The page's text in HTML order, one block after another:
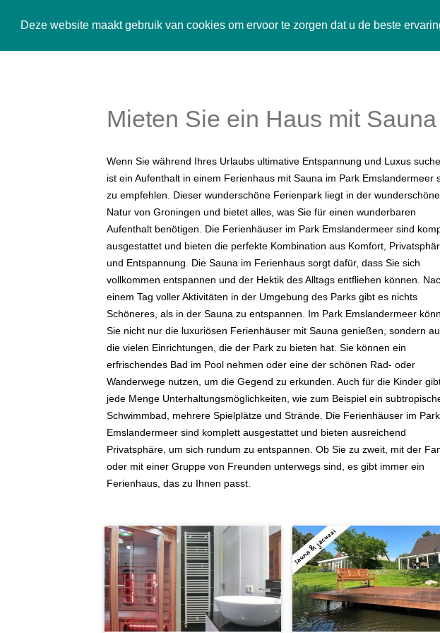
Deze website maakt gebruik van cookies om ervoor te zorgen dat u de beste
Karperbungalow
Mieten Sie ein Haus mit Sauna
Wenn Sie während Ihres Urlaubs ultimative Entspannung und Luxus
ist ein Aufenthalt in einem Ferienhaus mit Sauna im Park Emslandermeer
zu empfehlen. Dieser wunderschöne Ferienpark liegt in der
Natur von Groningen und bietet alles, was Sie für einen wunderbaren
Aufenthalt benötigen. Die Ferienhäuser im Park Emslandermeer sind
ausgestattet und bieten die perfekte Kombination aus Komfort,
und Entspannung. Die Sauna im Ferienhaus sorgt dafür, dass Sie sich
vollkommen entspannen und der Hektik des Alltags entfliehen können.
einem Tag voller Aktivitäten in der Umgebung des Parks gibt es nichts
Schöneres, als in der Sauna zu entspannen. Im Park Emslandermeer
Sie nicht nur die luxuriösen Ferienhäuser mit Sauna genießen, sondern
die vielen Einrichtungen, die der Park zu bieten hat. Sie können ein
erfrischendes Bad im Pool nehmen oder eine der schönen Rad- oder
Wanderwege nutzen, um die Gegend zu erkunden. Auch für die Kinder
jede Menge Unterhaltungsmöglichkeiten, wie zum Beispiel ein
Schwimmbad, mehrere Spielplätze und Strände. Die Ferienhäuser im Park
Emslandermeer sind komplett ausgestattet und bieten ausreichend
Privatsphäre, um sich rundum zu entspannen. Ob Sie zu zweit, mit der
oder mit einer Gruppe von Freunden unterwegs sind, es gibt immer ein
Ferienhaus, das zu Ihnen passt.